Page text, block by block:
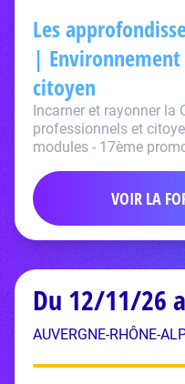
Les
|
citoyen
Incarner et rayonner la
professionnels et
modules - 17ème
VOIR LA
Du 12/11/26
AUVERGNE-RHÔNE-